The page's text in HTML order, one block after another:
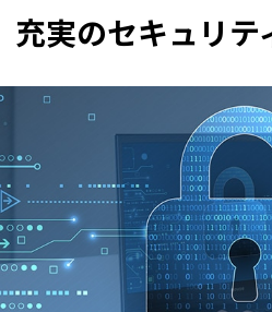
充実のセキュリテ